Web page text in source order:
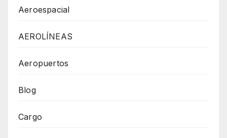
Aeroespacial
AEROLÍNEAS
Aeropuertos
Blog
Cargo